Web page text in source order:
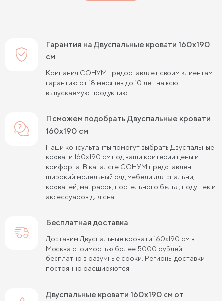
Гарантия на Двуспальные кровати 160х190
см
Компания СОНУМ предоставляет своим клиентам
гарантию от 18 месяцев до 10 лет на всю
выпускаемую продукцию.
Поможем подобрать Двуспальные кровати
160х190 см
Наши консультанты помогут выбрать Двуспальные
кровати 160х190 см под ваши критерии цены и
комфорта. В каталоге СОНУМ представлен
широкий модельный ряд мебели для спальни,
кроватей, матрасов, постельного белья, подушек и
аксессуаров для сна.
Бесплатная доставка
Доставим Двуспальные кровати 160х190 см в г.
Москва стоимостью более 5000 рублей
бесплатно в разумные сроки. Регионы доставки
постоянно расширяются.
Двуспальные кровати 160х190 см от